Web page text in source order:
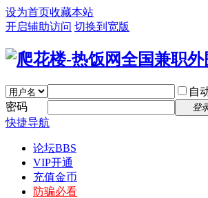
设为首页收藏本站
开启辅助访问 切换到宽版
自
密码
登
快捷导航
论坛BBS
VIP开通
充值金币
防骗必看